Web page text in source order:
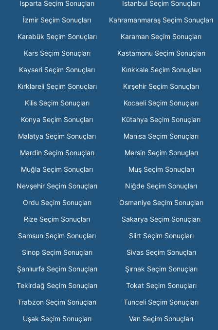
Isparta Seçim Sonuçları
İstanbul Seçim Sonuçları
İzmir Seçim Sonuçları
Kahramanmaraş Seçim Sonuçları
Karabük Seçim Sonuçları
Karaman Seçim Sonuçları
Kars Seçim Sonuçları
Kastamonu Seçim Sonuçları
Kayseri Seçim Sonuçları
Kırıkkale Seçim Sonuçları
Kırklareli Seçim Sonuçları
Kırşehir Seçim Sonuçları
Kilis Seçim Sonuçları
Kocaeli Seçim Sonuçları
Konya Seçim Sonuçları
Kütahya Seçim Sonuçları
Malatya Seçim Sonuçları
Manisa Seçim Sonuçları
Mardin Seçim Sonuçları
Mersin Seçim Sonuçları
Muğla Seçim Sonuçları
Muş Seçim Sonuçları
Nevşehir Seçim Sonuçları
Niğde Seçim Sonuçları
Ordu Seçim Sonuçları
Osmaniye Seçim Sonuçları
Rize Seçim Sonuçları
Sakarya Seçim Sonuçları
Samsun Seçim Sonuçları
Siirt Seçim Sonuçları
Sinop Seçim Sonuçları
Sivas Seçim Sonuçları
Şanlıurfa Seçim Sonuçları
Şırnak Seçim Sonuçları
Tekirdağ Seçim Sonuçları
Tokat Seçim Sonuçları
Trabzon Seçim Sonuçları
Tunceli Seçim Sonuçları
Uşak Seçim Sonuçları
Van Seçim Sonuçları